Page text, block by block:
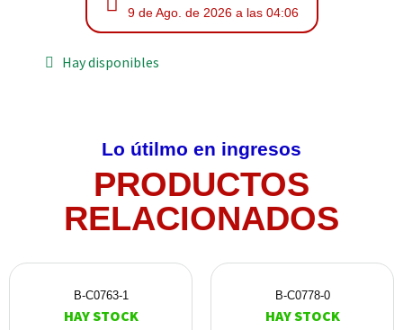
9 de Ago. de 2026 a las 04:06
Hay disponibles
Lo útilmo en ingresos
PRODUCTOS
RELACIONADOS
B-C0763-1
HAY STOCK
B-C0778-0
HAY STOCK